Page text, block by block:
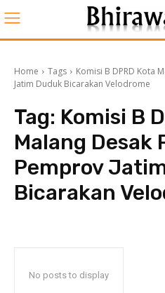
Home Tags
Komisi B DPRD Kota
Jatim Duduk Bicarakan Velodrome
Tag: Komisi B
Malang Desak
Pemprov
Bicarakan
No posts to display